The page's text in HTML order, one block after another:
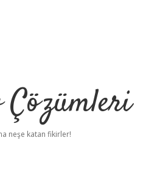
neşe katan fikirler!